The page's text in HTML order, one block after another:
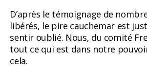
D’après le témoignage de
libérés, le pire cauchemar est
sentir oublié. Nous, du comité
tout ce qui est dans notre
cela.